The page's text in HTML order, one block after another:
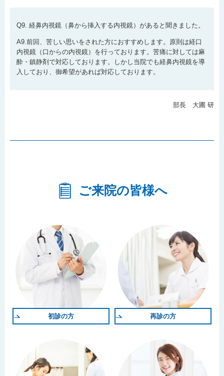
Q9. 経鼻内視鏡（鼻から挿入する内視鏡）があると聞きました。
A9.前回、苦しい思いをされた方におすすめします。原則は経口
内視鏡（口からの内視鏡）を行っております。苦痛に対しては麻
酔・鎮静剤で対応しております。しかし当院でも経鼻内視鏡を導
入しており、御希望があれば対応しております。
部長 大圃 研
ご来院の皆様へ
初診の方 再診の方